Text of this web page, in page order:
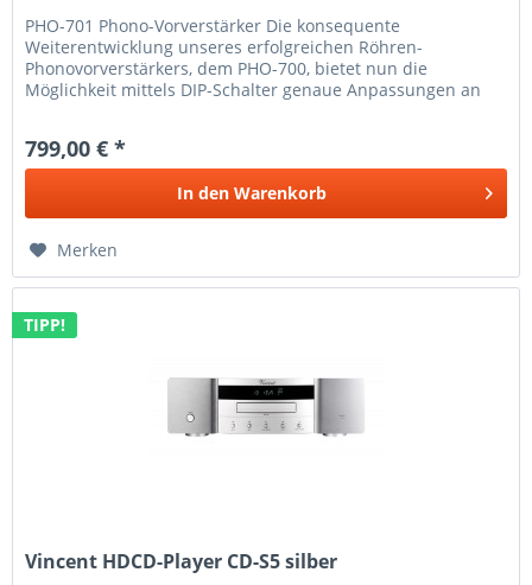
PHO-701 Phono-Vorverstärker Die konsequente
Weiterentwicklung unseres erfolgreichen Röhren-
Phonovorverstärkers, dem PHO-700, bietet nun die
Möglichkeit mittels DIP-Schalter genaue Anpassungen an
799,00 € *
In den Warenkorb
Merken
TIPP!
Vincent HDCD-Player CD-S5 silber